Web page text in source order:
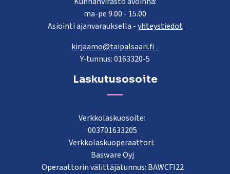
ma-pe 9.00 - 15.00
Asiointi ajanvarauksella -yhteystiedot
kirjaamo@taipalsaari.fi
Y-tunnus: 0163320-5
Laskutusosoite
Verkkolaskuosoite:
003701633205
Verkkolaskuoperaattori:
Basware Oyj
Operaattorin välittäjätunnus: BAWCFI22